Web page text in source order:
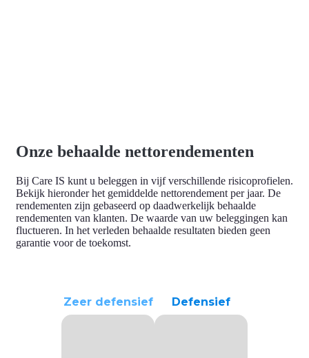
Onze behaalde nettorendementen
Bij Care IS kunt u beleggen in vijf verschillende risicoprofielen.
Bekijk hieronderhet gemiddelde nettorendement per jaar. De
rendementen zijn gebaseerd op daadwerkelijk behaalde
rendementen van klanten. De waarde van uw beleggingen kan
fluctueren. In het verleden behaalde resultaten bieden geen
garantie voor de toekomst.